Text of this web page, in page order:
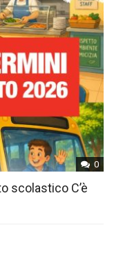
0
scolastico C’è